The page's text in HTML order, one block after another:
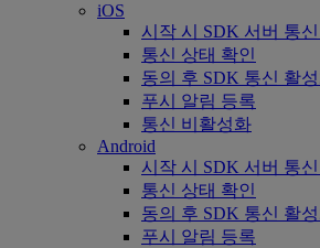
iOS
시작 시 SDK 서버 통
통신 상태 확인
동의 후 SDK 통신 활
푸시 알림 등록
통신 비활성화
Android
시작 시 SDK 서버 통
통신 상태 확인
동의 후 SDK 통신 활
푸시 알림 등록